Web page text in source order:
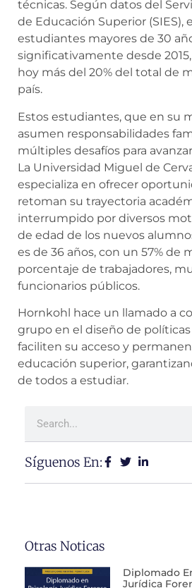
técnicas. Según datos del
de Educación Superior (SIES),
estudiantes mayores de 30
significativamente desde
hoy más del 20% del total de
país.
Estos estudiantes, que en su
asumen responsabilidades
múltiples desafíos para
La Universidad Miguel de
especializa en ofrecer
retoman su trayectoria
interrumpido por diversos
de edad de los nuevos
es de 36 años, con un 57% de
porcentaje de trabajadores,
funcionarios públicos.
Hornkohl hace un llamado a
grupo en el diseño de
faciliten su acceso y
educación superior,
de todos a estudiar.
Síguenos En:
Otras Noticas
Diplomado
Jurídica